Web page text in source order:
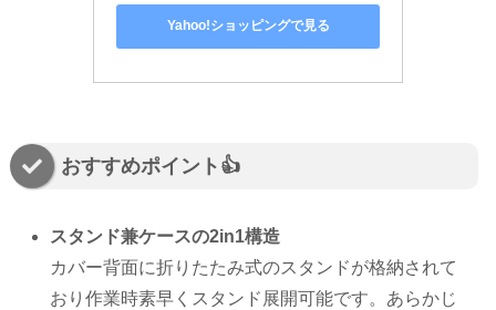
Yahoo!ショッピングで見る
おすすめポイント👍️
スタンド兼ケースの2in1構造
カバー背面に折りたたみ式のスタンドが格納されて
おり作業時素早くスタンド展開可能です。あらかじ